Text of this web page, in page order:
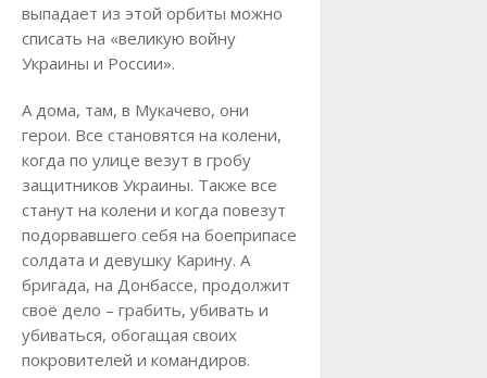
выпадает из этой орбиты можно
списать на «великую войну
Украины и России».
А дома, там, в Мукачево, они
герои. Все становятся на колени,
когда по улице везут в гробу
защитников Украины. Также все
станут на колени и когда повезут
подорвавшего себя на боеприпасе
солдата и девушку Карину. А
бригада, на Донбассе, продолжит
своё дело – грабить, убивать и
убиваться, обогащая своих
покровителей и командиров.